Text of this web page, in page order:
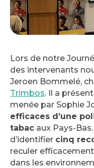
Lors de notre
des intervenants
Jeroen Bommelé,
Trimbos. Il a
menée par Sophie
efficaces d’une
tabac aux Pays-
d’identifier cinq
reculer
dans les